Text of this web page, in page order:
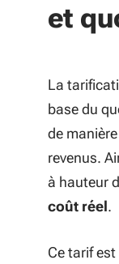
et
La
base du
de
revenus.
à hauteur
coût réel.
Ce tarif